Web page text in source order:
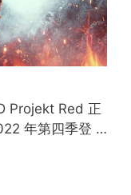
Projekt Red 正
年第四季登 …